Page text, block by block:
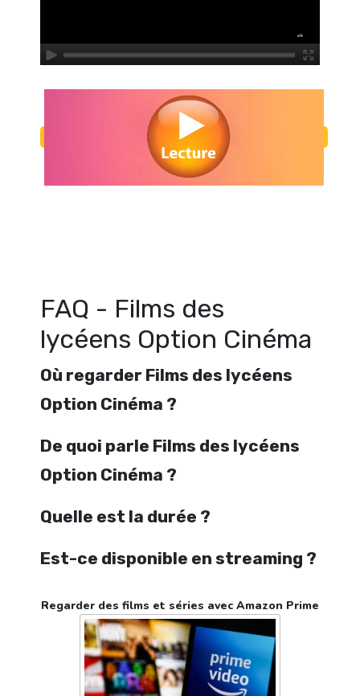
FAQ - Films des
lycéens Option Cinéma
Où regarder Films des lycéens
Option Cinéma ?
De quoi parle Films des lycéens
Option Cinéma ?
Quelle est la durée ?
Est-ce disponible en streaming ?
Regarder des films et séries avec Amazon Prime